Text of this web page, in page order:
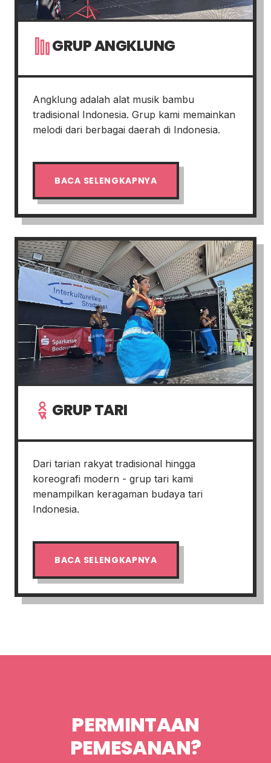
GRUP ANGKLUNG
Angklung adalah alat musik bambu
tradisional Indonesia. Grup kami memainkan
melodi dari berbagai daerah di Indonesia.
BACA SELENGKAPNYA
GRUP TARI
Dari tarian rakyat tradisional hingga
koreografi modern - grup tari kami
menampilkan keragaman budaya tari
Indonesia.
BACA SELENGKAPNYA
PERMINTAAN
PEMESANAN?